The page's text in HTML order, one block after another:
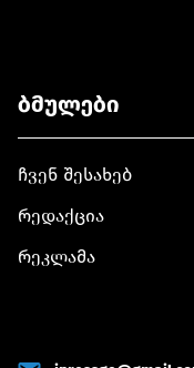
ბმულები
ჩვენ შესახებ
რედაქცია
რეკლამა